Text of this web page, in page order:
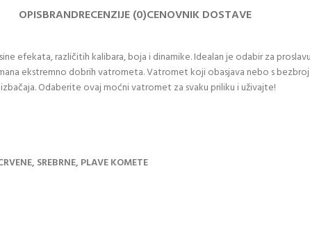
OPISBRANDRECENZIJE (0)CENOVNIK DOSTAVE
efekata, različitih kalibara, boja i dinamike. Idealan je odabir za
ekstremno dobrih vatrometa. Vatromet koji obasjava nebo s
Odaberite ovaj moćni vatromet za svaku priliku i uživajte!
SREBRNE, PLAVE KOMETE